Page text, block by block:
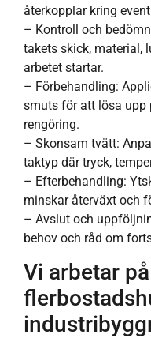
återkopplar kring
– Kontroll och
takets skick, material,
arbetet startar.
– Förbehandling:
smuts för att lösa upp
rengöring.
– Skonsam tvätt:
taktyp där tryck,
– Efterbehandling:
minskar återväxt och
– Avslut och
behov och råd om
Vi arbetar